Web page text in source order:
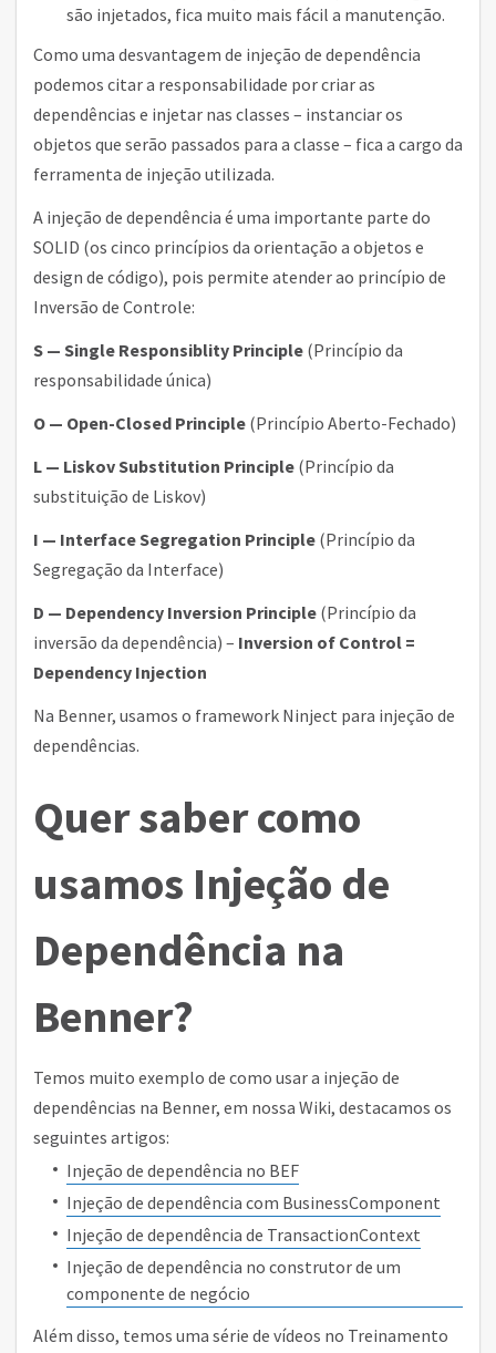
são injetados, fica muito mais fácil a manutenção.
Como uma desvantagem de injeção de dependência
podemos citar a responsabilidade por criar as
dependências e injetar nas classes – instanciar os
objetos que serão passados para a classe – fica a cargo da
ferramenta de injeção utilizada.
A injeção de dependência é uma importante parte do
SOLID (os cinco princípios da orientação a objetos e
design de código), pois permite atender ao princípio de
Inversão de Controle:
S — Single Responsiblity Principle (Princípio da
responsabilidade única)
O — Open-Closed Principle (Princípio Aberto-Fechado)
L — Liskov Substitution Principle (Princípio da
substituição de Liskov)
I — Interface Segregation Principle (Princípio da
Segregação da Interface)
D — Dependency Inversion Principle (Princípio da
inversão da dependência) – Inversion of Control =
Dependency Injection
Na Benner, usamos o framework Ninject para injeção de
dependências.
Quer saber como
usamos Injeção de
Dependência na
Benner?
Temos muito exemplo de como usar a injeção de
dependências na Benner, em nossa Wiki, destacamos os
seguintes artigos:
Injeção de dependência no BEF
Injeção de dependência com BusinessComponent
Injeção de dependência de TransactionContext
Injeção de dependência no construtor de um
componente de negócio
Além disso, temos uma série de vídeos no Treinamento